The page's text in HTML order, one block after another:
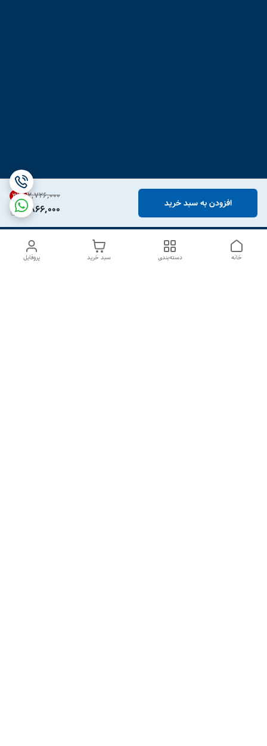
۲٬۷۲۶٬۰۰۰ 31%
1,866,000 افزودن به سبد خرید
پروفایل سبد خرید دسته‌بندی خانه